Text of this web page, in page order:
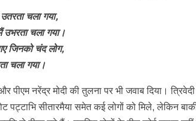
उतरता चला गया,
उभरता चला गया।
जिनको चंद लोग,
चला गया।
पीएम नरेंद्र मोदी की तुलना पर भी जवाब दिया।
पट्टाभि सीतारमैया समेत कई लोगों को मिले, लेकिन